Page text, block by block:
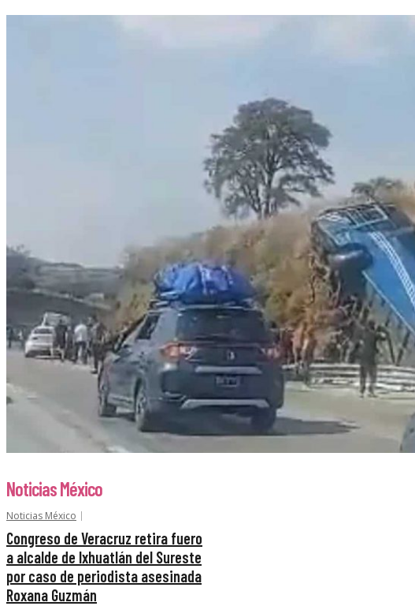
Noticias México
Noticias México
Congreso de Veracruz retira fuero
a alcalde de Ixhuatlán del Sureste
por caso de periodista asesinada
Roxana Guzmán